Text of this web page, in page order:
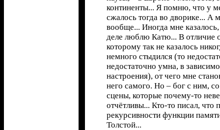
континенты... Я помню, что у
сжалось тогда во дворике... А
вообще... Иногда мне
деле люблю Катю... В отличие
которому так не казалось
немного стыдился (то
недостаточно умна, в
настроения), от чего мне
него самого. Но – бог с ним,
сцены, которые почему-то
отчётливы... Кто-то писал, что
рекурсивности функции
Толстой...